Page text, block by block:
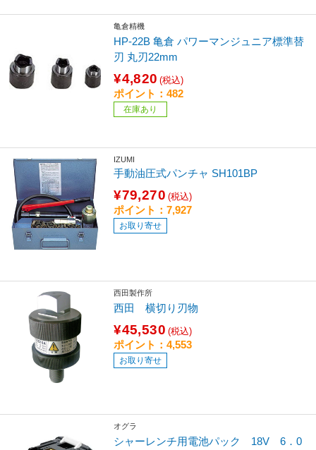
亀倉精機
HP-22B 亀倉 パワーマンジュニア標準替
刃 丸刃22mm
¥4,820 (税込)
ポイント：482
在庫あり
IZUMI
手動油圧式パンチャ SH101BP
¥79,270 (税込)
ポイント：7,927
お取り寄せ
西田製作所
西田 横切り刃物
¥45,530 (税込)
ポイント：4,553
お取り寄せ
オグラ
シャーレンチ用電池パック 18V 6．0